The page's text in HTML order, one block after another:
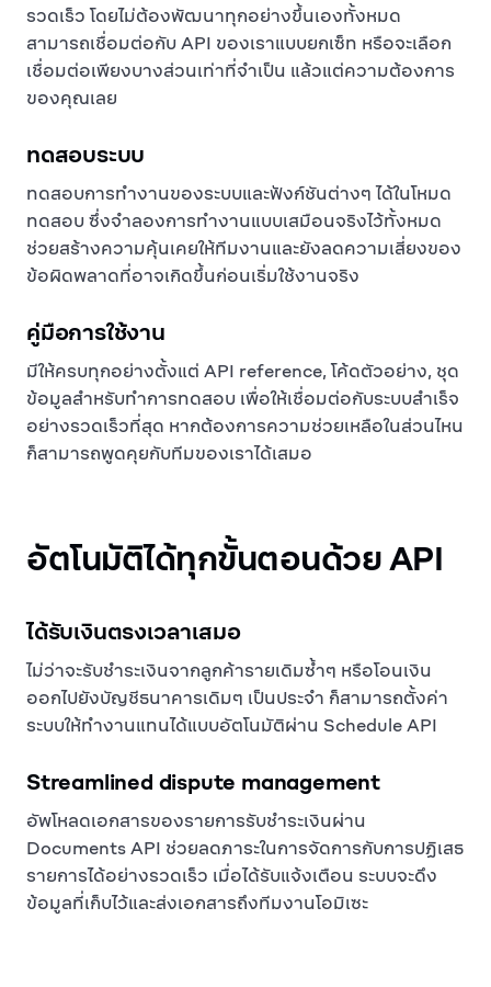
รวดเร็ว โดยไม่ต้องพัฒนาทุกอย่างขึ้นเองทั้งหมด
สามารถเชื่อมต่อกับ API ของเราแบบยกเซ็ท หรือจะเลือก
เชื่อมต่อเพียงบางส่วนเท่าที่จำเป็น แล้วแต่ความต้องการ
ของคุณเลย
ทดสอบระบบ
ทดสอบการทำงานของระบบและฟังก์ชันต่างๆ ได้ในโหมด
ทดสอบ ซึ่งจำลองการทำงานแบบเสมือนจริงไว้ทั้งหมด
ช่วยสร้างความคุ้นเคยให้ทีมงานและยังลดความเสี่ยงของ
ข้อผิดพลาดที่อาจเกิดขึ้นก่อนเริ่มใช้งานจริง
คู่มือการใช้งาน
มีให้ครบทุกอย่างตั้งแต่ API reference, โค้ดตัวอย่าง, ชุด
ข้อมูลสำหรับทำการทดสอบ เพื่อให้เชื่อมต่อกับระบบสำเร็จ
อย่างรวดเร็วที่สุด หากต้องการความช่วยเหลือในส่วนไหน
ก็สามารถพูดคุยกับทีมของเราได้เสมอ
อัตโนมัติได้ทุกขั้นตอนด้วย API
ได้รับเงินตรงเวลาเสมอ
ไม่ว่าจะรับชำระเงินจากลูกค้ารายเดิมซ้ำๆ หรือโอนเงิน
ออกไปยังบัญชีธนาคารเดิมๆ เป็นประจำ ก็สามารถตั้งค่า
ระบบให้ทำงานแทนได้แบบอัตโนมัติผ่าน Schedule API
Streamlined dispute management
อัพโหลดเอกสารของรายการรับชำระเงินผ่าน
Documents API ช่วยลดภาระในการจัดการกับการปฏิเสธ
รายการได้อย่างรวดเร็ว เมื่อได้รับแจ้งเตือน ระบบจะดึง
ข้อมูลที่เก็บไว้และส่งเอกสารถึงทีมงานโอมิเซะ